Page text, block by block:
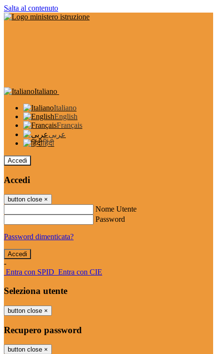
Salta al contenuto
Italiano
Italiano
English
Français
عربى
हिंदी
Accedi
Accedi
button close ×
Nome Utente
Password
Password dimenticata?
-
Entra con SPID Entra con CIE
Seleziona utente
button close ×
Recupero password
button close ×